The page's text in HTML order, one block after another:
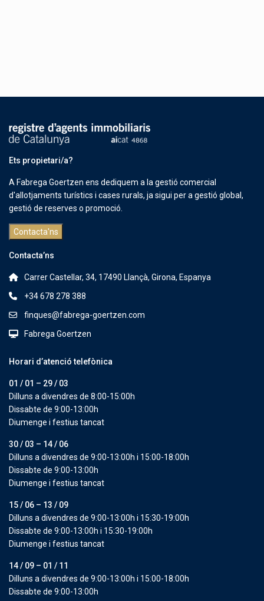
Ets propietari/a?
A Fabrega Goertzen ens dediquem a la gestió comercial
d'allotjaments turístics i cases rurals, ja sigui per a gestió global,
gestió de reserves o promoció.
Contacta'ns
Contacta’ns
Carrer Castellar, 34, 17490 Llançà, Girona, Espanya
+34 678 278 388
finques@fabrega-goertzen.com
Fabrega Goertzen
Horari d’atenció telefònica
01 / 01 – 29 / 03
Dilluns a divendres de 8:00-15:00h
Dissabte de 9:00-13:00h
Diumenge i festius tancat
30 / 03 – 14 / 06
Dilluns a divendres de 9:00-13:00h i 15:00-18:00h
Dissabte de 9:00-13:00h
Diumenge i festius tancat
15 / 06 – 13 / 09
Dilluns a divendres de 9:00-13:00h i 15:30-19:00h
Dissabte de 9:00-13:00h i 15:30-19:00h
Diumenge i festius tancat
14 / 09 – 01 / 11
Dilluns a divendres de 9:00-13:00h i 15:00-18:00h
Dissabte de 9:00-13:00h